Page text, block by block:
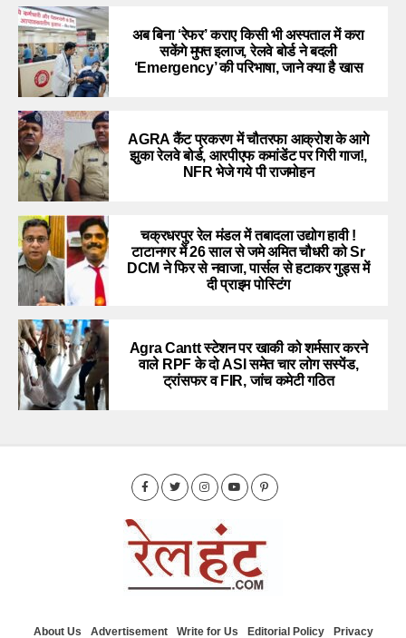
अब बिना ‘रेफर’ कराए किसी भी अस्पताल में करा
सकेंगे मुफ्त इलाज, रेलवे बोर्ड ने बदली
‘Emergency’ की परिभाषा, जाने क्या है खास
AGRA कैंट प्रकरण में चौतरफा आक्रोश के आगे
झुका रेलवे बोर्ड, आरपीएफ कमांडेंट पर गिरी गाज!,
NFR भेजे गये पी राजमोहन
चक्रधरपुर रेल मंडल में तबादला उद्योग हावी !
टाटानगर में 26 साल से जमे अमित चौधरी को Sr
DCM ने फिर से नवाजा, पार्सल से हटाकर गुड्स में
दी प्राइम पोस्टिंग
Agra Cantt स्टेशन पर खाकी को शर्मसार करने
वाले RPF के दो ASI समेत चार लोग सस्पेंड,
ट्रांसफर व FIR, जांच कमेटी गठित
About Us Advertisement Write for Us Editorial Policy Privacy